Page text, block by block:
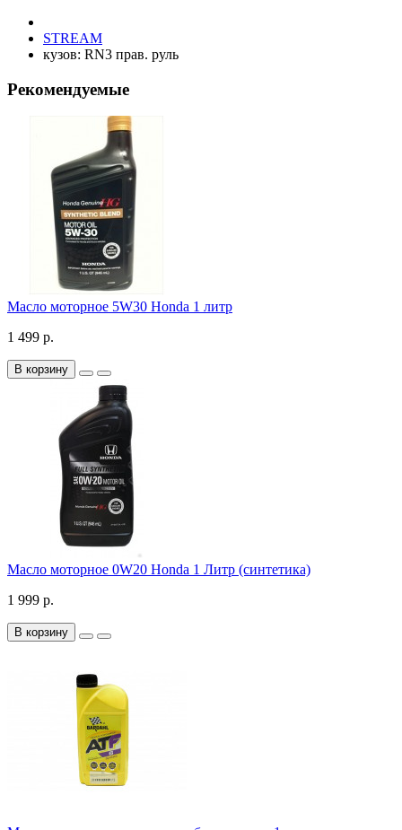
STREAM
кузов: RN3 прав. руль
Рекомендуемые
Масло моторное 5W30 Honda 1 литр
1 499 р.
В корзину
Масло моторное 0W20 Honda 1 Литр (синтетика)
1 999 р.
В корзину